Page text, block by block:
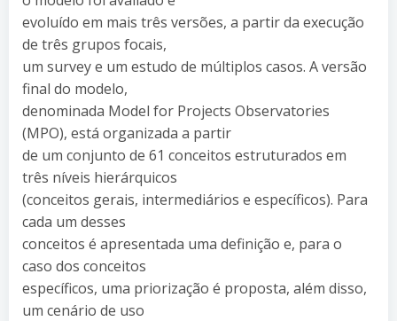
evoluído em mais três versões, a partir da execução
de três grupos focais,
um survey e um estudo de múltiplos casos. A versão
final do modelo,
denominada Model for Projects Observatories
(MPO), está organizada a partir
de um conjunto de 61 conceitos estruturados em
três níveis hierárquicos
(conceitos gerais, intermediários e específicos). Para
cada um desses
conceitos é apresentada uma definição e, para o
caso dos conceitos
específicos, uma priorização é proposta, além disso,
um cenário de uso